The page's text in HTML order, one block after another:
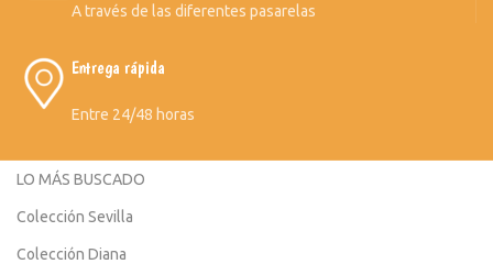
A través de las diferentes pasarelas
Entrega rápida
Entre 24/48 horas
LO MÁS BUSCADO
Colección Sevilla
Colección Diana